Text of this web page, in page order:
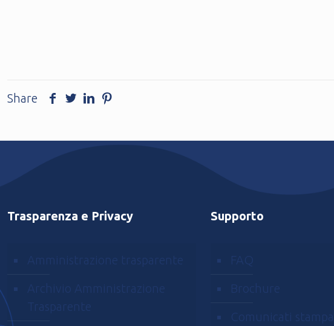
Share
Trasparenza e Privacy
Amministrazione trasparente
Archivio Amministrazione
Trasparente
Supporto
FAQ
Brochure
Comunicati stampa